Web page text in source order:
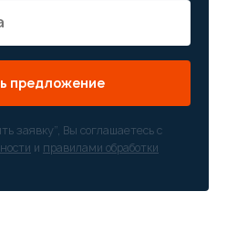
с
предложение
заявку”, Вы соглашаетесь с
и правилами обработки